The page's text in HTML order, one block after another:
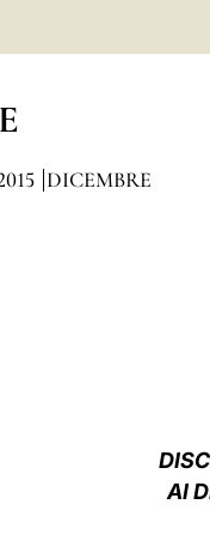
DICEMBRE
AI D